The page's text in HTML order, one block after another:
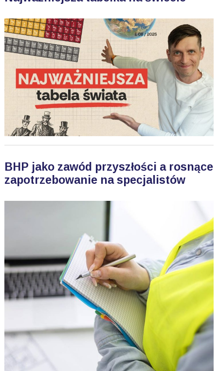
BHP jako zawód przyszłości a rosnące
zapotrzebowanie na specjalistów